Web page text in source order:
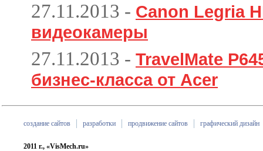
27.11.2013 - Canon Legria
видеокамеры
27.11.2013 - TravelMate
бизнес-класса от Acer
создание сайтов разработки продвижение сайтов графический дизайн
2011 г., «VisMech.ru»